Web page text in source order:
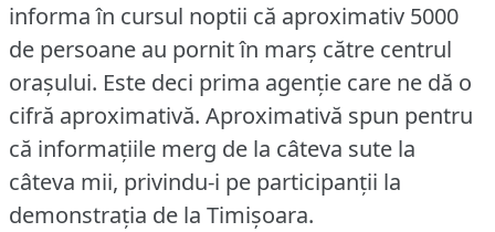
informa în cursul noptii că aproximativ 5000
de persoane au pornit în marş către centrul
oraşului. Este deci prima agenţie care ne dă o
cifră aproximativă. Aproximativă spun pentru
că informaţiile merg de la câteva sute la
câteva mii, privindu-i pe participanţii la
demonstraţia de la Timişoara.